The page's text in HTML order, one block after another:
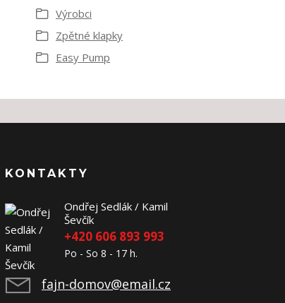
Výrobci
Zpětné klapky
Easy Pump
KONTAKTY
Ondřej Sedlák / Kamil
Ševčík
+420 606 893 993
Po - So 8 - 17 h.
fajn-domov@email.cz